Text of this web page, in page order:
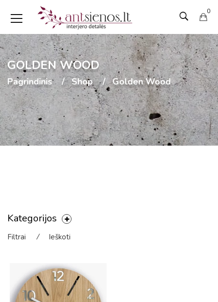
0
GOLDEN WOOD
Pagrindinis Shop Golden Wood
Kategorijos
Filtrai ⁄ Ieškoti